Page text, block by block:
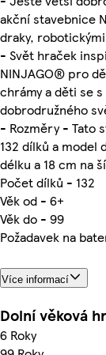
akční stavebnice
draky,
- Svět hraček
NINJAGO® pro
chrámy a děti se
dobrodružného
- Rozměry - Tato
132 dílků a model
délku a 18 cm na
Počet dílků - 132
Věk od - 6+
Věk do - 99
Požadavek na
Více informací
Dolní věková
6 Roky